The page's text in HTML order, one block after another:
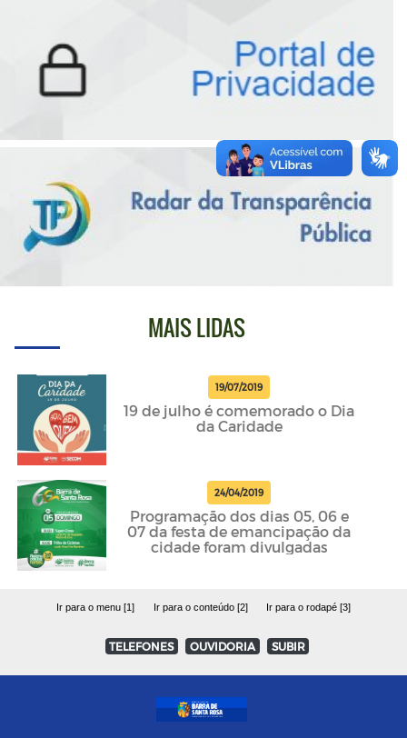
MAIS LIDAS
19/07/2019
19 de julho é comemorado o Dia
da Caridade
24/04/2019
Programação dos dias 05, 06 e
07 da festa de emancipação da
cidade foram divulgadas
Ir para o menu [1] Ir para o conteúdo [2] Ir para o rodapé [3]
TELEFONES OUVIDORIA SUBIR